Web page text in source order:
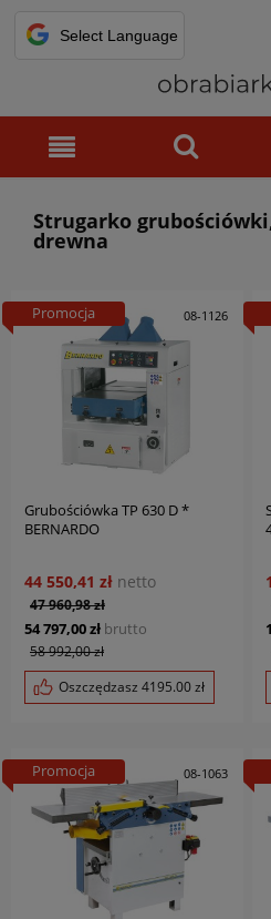
Strugarko
drewna
08-1126
Grubościówka TP 630 D *
BERNARDO
54 797,00 zł brutto
58 992,00 zł
Oszczędzasz 4195.00zł
44 550,41 zł netto
47 960,98 zł
Promocja
08-1063
Promocja